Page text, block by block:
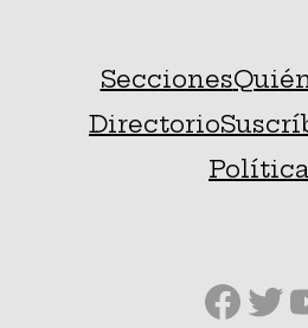
Secciones
Directorio